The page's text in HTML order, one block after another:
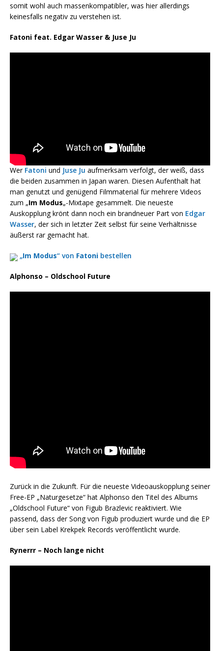
somit wohl auch massenkompatibler, was hier allerdings
keinesfalls negativ zu verstehen ist.
Fatoni feat. Edgar Wasser & Juse Ju
Wer Fatoni und Juse Ju aufmerksam verfolgt, der weiß, dass
die beiden zusammen in Japan waren. Diesen Aufenthalt hat
man genutzt und genügend Filmmaterial für mehrere Videos
zum „Im Modus„-Mixtape gesammelt. Die neueste
Auskopplung krönt dann noch ein brandneuer Part von Edgar
Wasser, der sich in letzter Zeit selbst für seine Verhältnisse
äußerst rar gemacht hat.
„Im Modus“ von Fatoni bestellen
Alphonso – Oldschool Future
Zurück in die Zukunft. Für die neueste Videoauskopplung seiner
Free-EP „Naturgesetze“ hat Alphonso den Titel des Albums
„Oldschool Future“ von Figub Brazlevic reaktiviert. Wie
passend, dass der Song von Figub produziert wurde und die EP
über sein Label Krekpek Records veröffentlicht wurde.
Rynerrr – Noch lange nicht